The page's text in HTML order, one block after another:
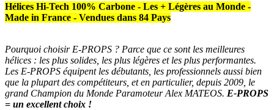
Hélices Hi-Tech 100% Carbone - Les + Légères au Monde -
Made in France - Vendues dans 84 Pays
Pourquoi choisir E-PROPS ? Parce que ce sont les meilleures
hélices : les plus solides, les plus légères et les plus performantes.
Les E-PROPS équipent les débutants, les professionnels aussi bien
que la plupart des compétiteurs, et en particulier, depuis 2009, le
grand Champion du Monde Paramoteur Alex MATEOS. E-PROPS
= un excellent choix !